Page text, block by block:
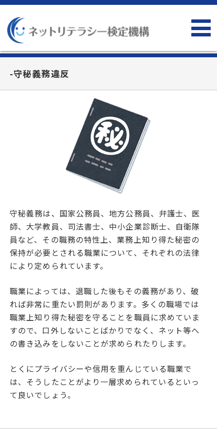
-守秘義務違反
守秘義務は、国家公務員、地方公務員、弁護士、医
師、大学教員、司法書士、中小企業診断士、自衛隊
員など、その職務の特性上、業務上知り得た秘密の
保持が必要とされる職業について、それぞれの法律
により定められています。
職業によっては、退職した後もその義務があり、破
れば非常に重たい罰則があります。多くの職場では
職業上知り得た秘密を守ることを職員に求めていま
すので、口外しないことばかりでなく、ネット等へ
の書き込みをしないことが求められたりします。
とくにプライバシーや信用を重んじている職業で
は、そうしたことがより一層求められているといっ
て良いでしょう。